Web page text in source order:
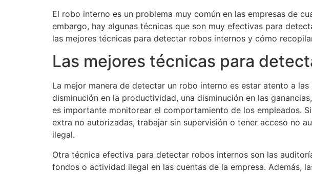
El robo interno es un problema muy común en las empresas de
embargo, hay algunas técnicas que son muy efectivas para
las mejores técnicas para detectar robos internos y cómo
Las mejores técnicas para
La mejor manera de detectar un robo interno es estar atento a
disminución en la productividad, una disminución en las
es importante monitorear el comportamiento de los empleados.
extra no autorizadas, trabajar sin supervisión o tener acceso no
ilegal.
Otra técnica efectiva para detectar robos internos son las
fondos o actividad ilegal en las cuentas de la empresa. Además,